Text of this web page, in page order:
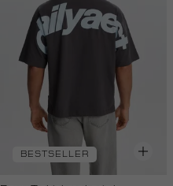
BESTSELLER